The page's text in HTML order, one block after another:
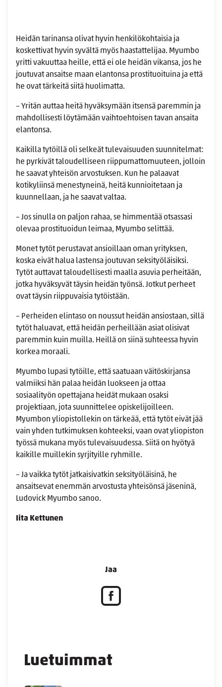
Luetuimmat
Heidän tarinansa olivat hyvin henkilökohtaisia ja
koskettivat hyvin syvältä myös haastattelijaa. Myumbo
yritti vakuuttaa heille, että ei ole heidän vikansa, jos he
joutuvat ansaitse maan elantonsa prostituoituina ja että
he ovat tärkeitä siitä huolimatta.
– Yritän auttaa heitä hyväksymään itsensä paremmin ja
mahdollisesti löytämään vaihtoehtoisen tavan ansaita
elantonsa.
Kaikilla tytöillä oli selkeät tulevaisuuden suunnitelmat:
he pyrkivät taloudelliseen riippumattomuuteen, jolloin
he saavat yhteisön arvostuksen. Kun he palaavat
kotikyliinsä menestyneinä, heitä kunnioitetaan ja
kuunnellaan, ja he saavat valtaa.
– Jos sinulla on paljon rahaa, se himmentää otsassasi
olevaa prostituoidun leimaa, Myumbo selittää.
Monet tytöt perustavat ansioillaan oman yrityksen,
koska eivät halua lastensa joutuvan seksityöläisiksi.
Tytöt auttavat taloudellisesti maalla asuvia perheitään,
jotka hyväksyvät täysin heidän työnsä. Jotkut perheet
ovat täysin riippuvaisia tytöistään.
– Perheiden elintaso on noussut heidän ansiostaan, sillä
tytöt haluavat, että heidän perheillään asiat olisivat
paremmin kuin muilla. Heillä on siinä suhteessa hyvin
korkea moraali.
Myumbo lupasi tytöille, että saatuaan väitöskirjansa
valmiiksi hän palaa heidän luokseen ja ottaa
sosiaalityön opettajana heidät mukaan osaksi
projektiaan, jota suunnittelee opiskelijoilleen.
Myumbon yliopistollekin on tärkeää, että tytöt eivät jää
vain yhden tutkimuksen kohteeksi, vaan ovat yliopiston
työssä mukana myös tulevaisuudessa. Siitä on hyötyä
kaikille muillekin syrjityille ryhmille.
– Ja vaikka tytöt jatkaisivatkin seksityöläisinä, he
ansaitsevat enemmän arvostusta yhteisönsä jäseninä,
Ludovick Myumbo sanoo.
Iita Kettunen
Jaa